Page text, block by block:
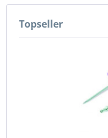
Topseller